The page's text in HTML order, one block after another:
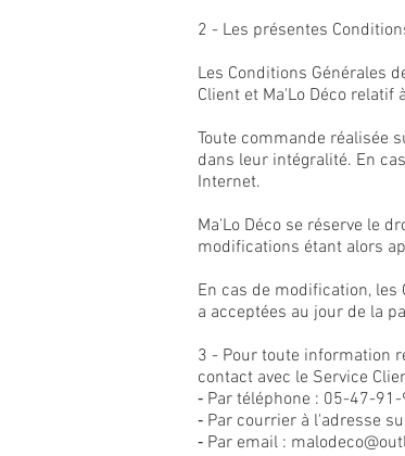
2 - Les présentes
Les Conditions Générales
Client et Ma'Lo Déco relatif
Toute commande réalisée
dans leur intégralité. En
Internet.
Ma'Lo Déco se réserve le
modifications étant alors
En cas de modification,
a acceptées au jour de la
3 - Pour toute information
contact avec le Service
‐ Par téléphone : 05-47-
‐ Par courrier à l'adresse
‐ Par email :